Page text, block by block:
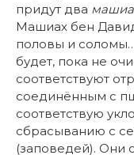
придут два
Машиах бен
половы и
будет, пока не
соответствуют
соединённым с
соответствую
сбрасыванию с
(заповедей). Они